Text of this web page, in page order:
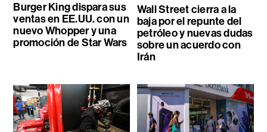
Burger King dispara sus
ventas en EE.UU. con un
nuevo Whopper y una
promoción de Star Wars
Wall Street cierra a la
baja por el repunte del
petróleo y nuevas dudas
sobre un acuerdo con
Irán